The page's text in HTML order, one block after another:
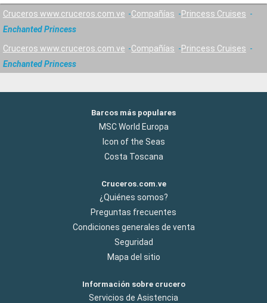
Cruceros www.cruceros.com.ve Compañías
Princess Cruises
Enchanted Princess
Cruceros www.cruceros.com.ve Compañías
Princess Cruises
Enchanted Princess
Barcos más populares
MSC World Europa
Icon of the Seas
Costa Toscana
Cruceros.com.ve
¿Quiénes somos?
Preguntas frecuentes
Condiciones generales de venta
Seguridad
Mapa del sitio
Información sobre crucero
Servicios de Asistencia